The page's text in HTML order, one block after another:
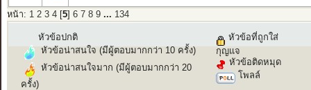
หน้า: 1 2 3 4[ 5] 6 7 8 9 ... 134
หัวข้อปกติ
หัวข้อน่าสนใจ (มีผู้ตอบมากกว่า 10 ครั้ง)
หัวข้อน่าสนใจมาก (มีผู้ตอบมากกว่า 20
ครั้ง)
หัวข้อที่ถูกใส่
กุญแจ
หัวข้อติดหมุด
โพลล์